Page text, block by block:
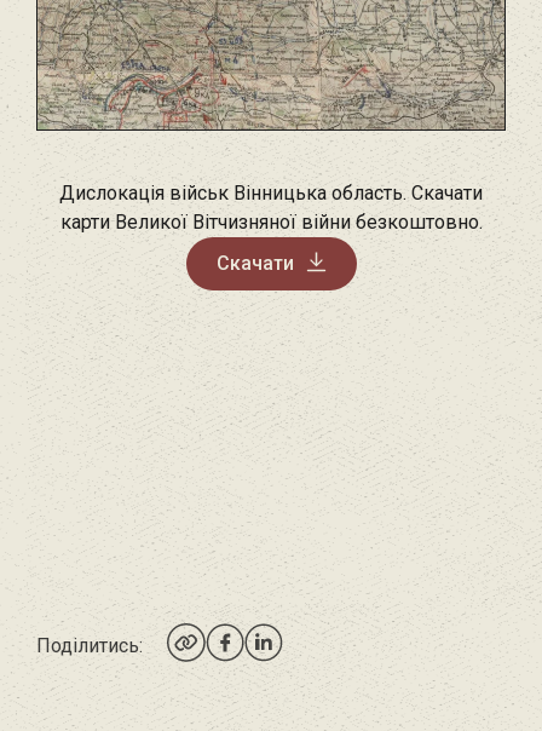
Дислокація військ Вінницька область. Скачати
карти Великої Вітчизняної війни безкоштовно.
Скачати
Поділитись: